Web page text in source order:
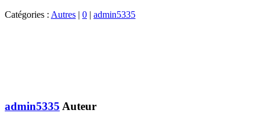
Catégories : Autres | 0 | admin5335
admin5335 Auteur